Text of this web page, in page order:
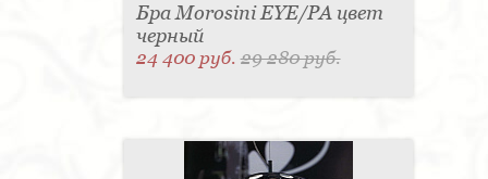
Бра Morosini EYE/PA цвет
черный
24 400 руб.29 280 руб.